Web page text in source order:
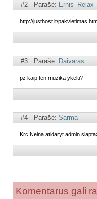
#2 Parašė: Ernis_Relax
http://justhost.lt/
#3 Parašė: Daivaras
pz kaip ten muzika ykelti?
#4 Parašė: Sarma
Krc Neina atidaryt admin
Komentarus gali